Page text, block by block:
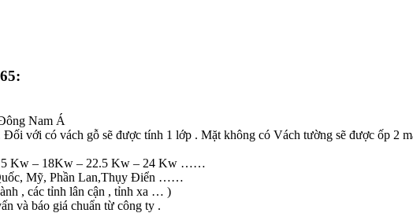
Nam Á
với có vách gỗ sẽ được tính 1 lớp . Mặt không có Vách tường sẽ được ốp 2
Kw – 18Kw – 22.5 Kw – 24 Kw ……
Mỹ, Phần Lan,Thụy Điển ……
, các tỉnh lân cận , tỉnh xa … )
và báo giá chuẩn từ công ty .